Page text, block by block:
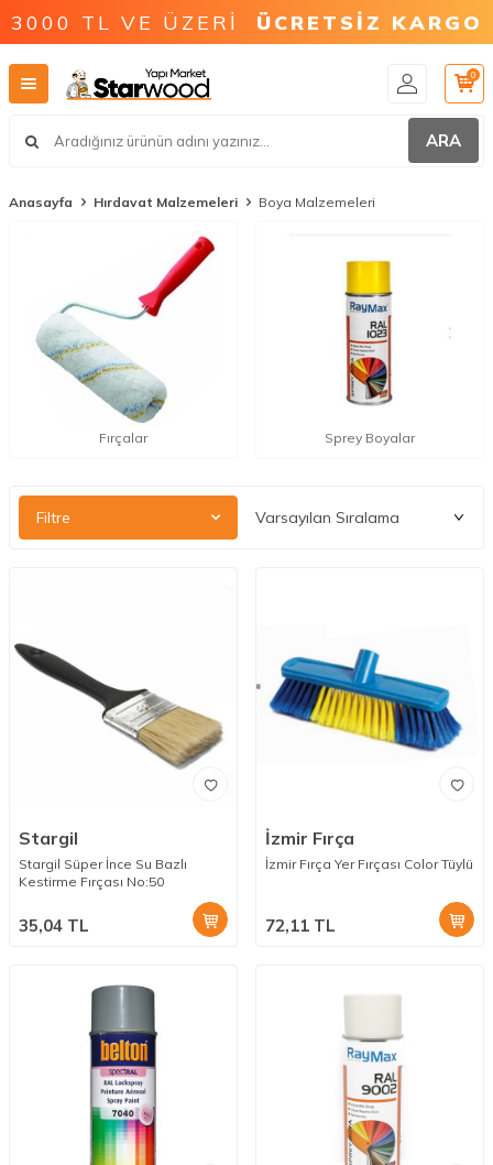
3000 TL VE ÜZERİ ÜCRETSİZ KARGO
ARA
0
Anasayfa Hırdavat Malzemeleri Boya Malzemeleri
Fırçalar Sprey Boyalar
Filtre
Stargil
Stargil Süper İnce Su Bazlı
Kestirme Fırçası No:50
35,04 TL
İzmir Fırça
İzmir Fırça Yer Fırçası Color Tüylü
72,11 TL